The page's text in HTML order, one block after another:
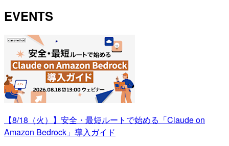
EVENTS
【8/18（火）】安全・最短ルートで始める「Claude on
Amazon Bedrock」導入ガイド